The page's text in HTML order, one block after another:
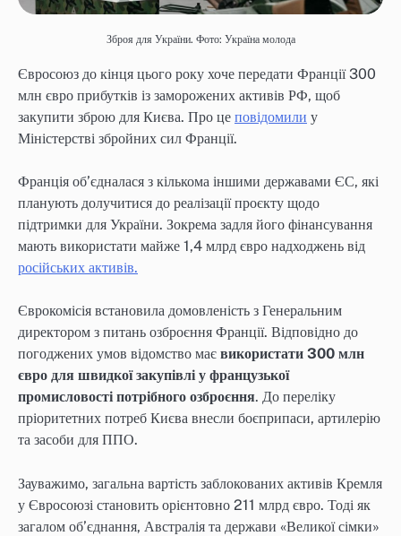
Зброя для України. Фото: Україна молода
Євросоюз до кінця цього року хоче передати Франції 300
млн євро прибутків із заморожених активів РФ, щоб
закупити зброю для Києва. Про це повідомили у
Міністерстві збройних сил Франції.
Франція об’єдналася з кількома іншими державами ЄС, які
планують долучитися до реалізації проєкту щодо
підтримки для України. Зокрема задля його фінансування
мають використати майже 1,4 млрд євро надходжень від
російських активів.
Єврокомісія встановила домовленість з Генеральним
директором з питань озброєння Франції. Відповідно до
погоджених умов відомство має використати 300 млн
євро для швидкої закупівлі у французької
промисловості потрібного озброєння. До переліку
пріоритетних потреб Києва внесли боєприпаси, артилерію
та засоби для ППО.
Зауважимо, загальна вартість заблокованих активів Кремля
у Євросоюзі становить орієнтовно 211 млрд євро. Тоді як
загалом об’єднання, Австралія та держави «Великої сімки»